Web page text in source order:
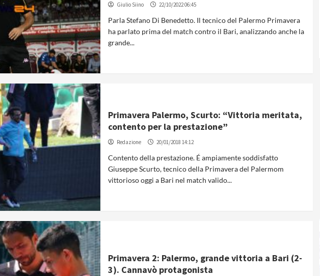
Giulio Siino 22/10/2022 06:45
Parla Stefano Di Benedetto. Il tecnico del Palermo Primavera
ha parlato prima del match contro il Bari, analizzando anche la
grande...
Primavera Palermo, Scurto: “Vittoria meritata,
contento per la prestazione”
Redazione 20/01/2018 14:12
Contento della prestazione. É ampiamente soddisfatto
Giuseppe Scurto, tecnico della Primavera del Palermom
vittorioso oggi a Bari nel match valido...
Primavera 2: Palermo, grande vittoria a Bari (2-
3). Cannavò protagonista